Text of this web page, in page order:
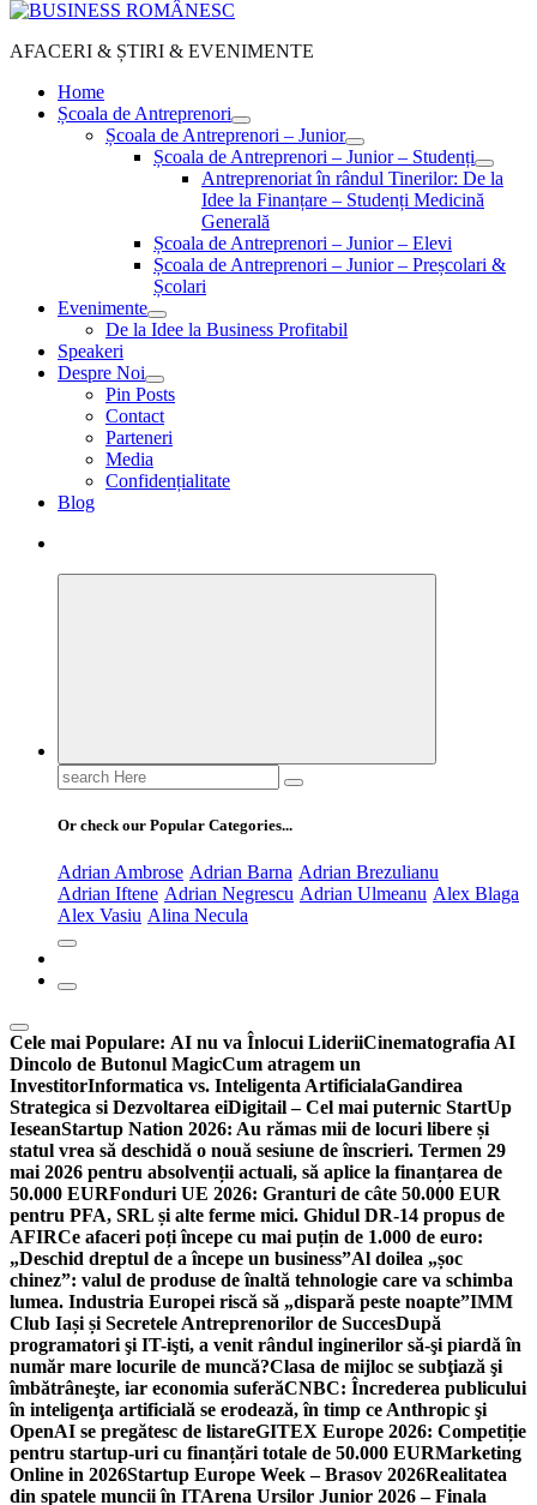
AFACERI & ȘTIRI & EVENIMENTE
Home
Școala de Antreprenori
Școala de Antreprenori – Junior
Școala de Antreprenori – Junior – Studenți
Antreprenoriat în rândul Tinerilor: De la
Idee la Finanțare – Studenți Medicină
Generală
Școala de Antreprenori – Junior – Elevi
Școala de Antreprenori – Junior – Preșcolari &
Școlari
Evenimente
De la Idee la Business Profitabil
Speakeri
Despre Noi
Pin Posts
Contact
Parteneri
Media
Confidențialitate
Blog
Search
for:
Or check our Popular Categories...
Adrian Ambrose Adrian Barna Adrian Brezulianu
Adrian Iftene Adrian Negrescu Adrian Ulmeanu Alex Blaga
Alex Vasiu Alina Necula
Cele mai Populare: AI nu va Înlocui LideriiCinematografia AI
Dincolo de Butonul MagicCum atragem un
InvestitorInformatica vs. Inteligenta ArtificialaGandirea
Strategica si Dezvoltarea eiDigitail – Cel mai puternic StartUp
IeseanStartup Nation 2026: Au rămas mii de locuri libere și
statul vrea să deschidă o nouă sesiune de înscrieri. Termen 29
mai 2026 pentru absolvenții actuali, să aplice la finanțarea de
50.000 EURFonduri UE 2026: Granturi de câte 50.000 EUR
pentru PFA, SRL și alte ferme mici. Ghidul DR-14 propus de
AFIRCe afaceri poți începe cu mai puțin de 1.000 de euro:
„Deschid dreptul de a începe un business”Al doilea „șoc
chinez”: valul de produse de înaltă tehnologie care va schimba
lumea. Industria Europei riscă să „dispară peste noapte”IMM
Club Iași și Secretele Antreprenorilor de SuccesDupă
programatori şi IT-işti, a venit rândul inginerilor să-şi piardă în
număr mare locurile de muncă?Clasa de mijloc se subţiază şi
îmbătrâneşte, iar economia suferăCNBC: Încrederea publicului
în inteligenţa artificială se erodează, în timp ce Anthropic şi
OpenAI se pregătesc de listareGITEX Europe 2026: Competiție
pentru startup-uri cu finanțări totale de 50.000 EURMarketing
Online in 2026Startup Europe Week – Brasov 2026Realitatea
din spatele muncii în ITArena Ursilor Junior 2026 – Finala